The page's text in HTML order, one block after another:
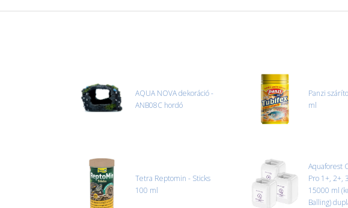
AQUA NOVA dekoráció -
ANB08C hordó
Panzi
ml
Tetra Reptomin - Sticks
100 ml
Aquaforest
Pro 1+, 2+,
15000 ml
Balling)